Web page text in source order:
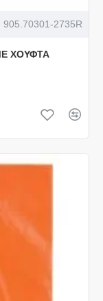
905.70301-2735R
ΧΟΥΦΤΑ